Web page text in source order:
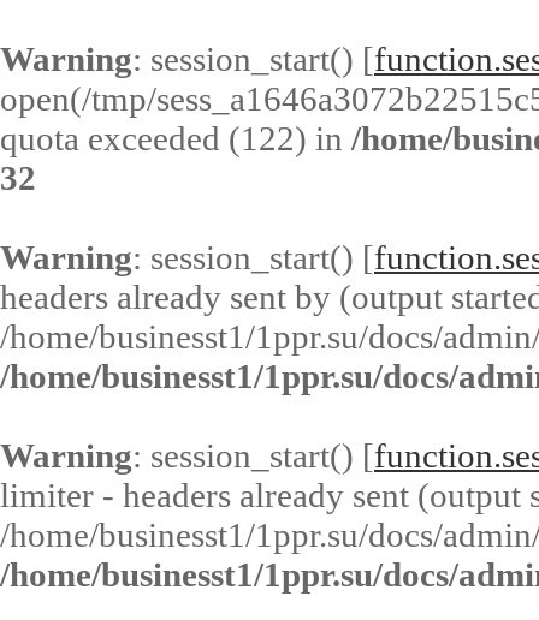
Warning: session_start() [
open(/tmp/
quota exceeded (122) in /home/
32
Warning: session_start() [
headers already sent by (output
/home/businesst1/1ppr.su/docs/
/home/businesst1/1ppr.su/docs/
Warning: session_start() [
limiter - headers already sent (output
/home/businesst1/1ppr.su/docs/
/home/businesst1/1ppr.su/docs/